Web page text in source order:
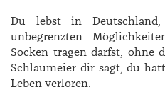
Du lebst in
unbegrenzten
Socken tragen darfst, ohne
Schlaumeier dir sagt, du
Leben verloren.